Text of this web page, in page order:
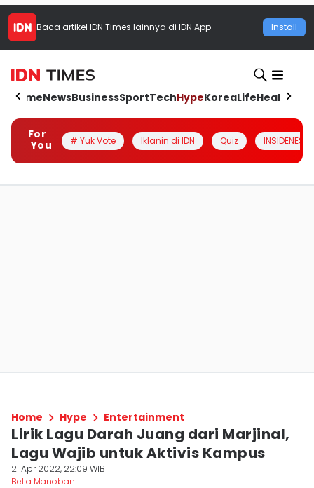
Baca artikel IDN Times lainnya di IDN App Install
HomeNewsBusinessSportTechHypeKoreaLifeHealth
For
You
# Yuk Vote Iklanin di IDN Quiz INSIDENESIA
Home Hype Entertainment
Lirik Lagu Darah Juang dari Marjinal,
Lagu Wajib untuk Aktivis Kampus
21 Apr 2022, 22:09 WIB
Bella Manoban